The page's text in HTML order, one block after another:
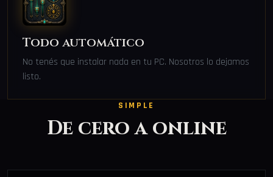
Todo automático
No tenés que instalar nada en tu PC. Nosotros lo dejamos
listo.
SIMPLE
De cero a online